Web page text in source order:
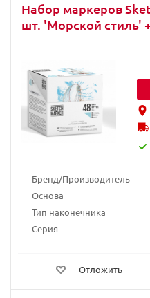
Набор маркеров
шт. 'Морской стиль'
Бренд/Производитель
Основа
Тип наконечника
Серия
Отложить